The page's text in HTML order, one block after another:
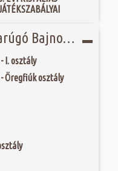
Városi Kispályás Labdarúgó Bajnokság 2018.
I. osztály
Öregfiúk osztály